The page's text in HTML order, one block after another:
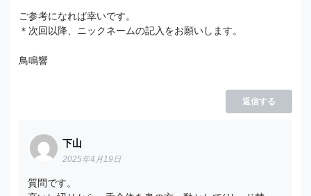
ご参考になれば幸いです。
＊次回以降、ニックネームの記入をお願いします。
鳥鳴響
返信する
下山
2025年4月19日
質問です。